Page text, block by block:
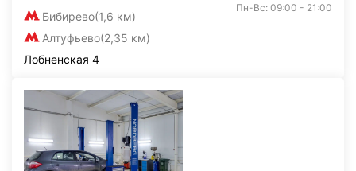
Бибирево(1,6 км)
Алтуфьево(2,35 км)
Пн-Вс: 09:00 - 21:00
Лобненская 4